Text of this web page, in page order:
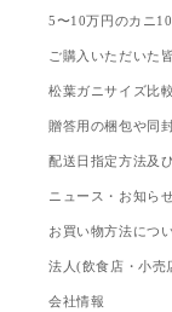
5〜10万円のカニ
ご購入いただいた
松葉ガニサイズ比
贈答用の梱包や同
配送日指定方法及
ニュース・お知ら
お買い物方法につ
法人(飲食店・小売
会社情報